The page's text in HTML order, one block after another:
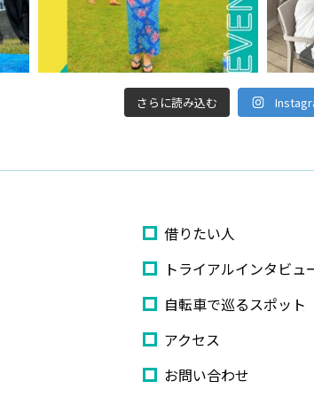
さらに読み込む
借りたい人
トライアルインタビュ
自転車で巡るスポット
アクセス
お問い合わせ